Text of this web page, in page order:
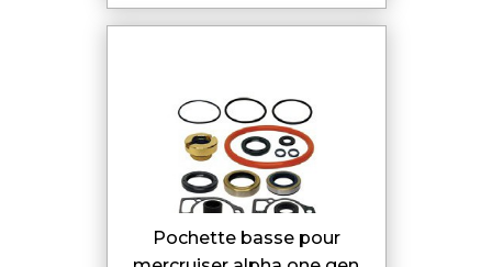
pochette basse pour